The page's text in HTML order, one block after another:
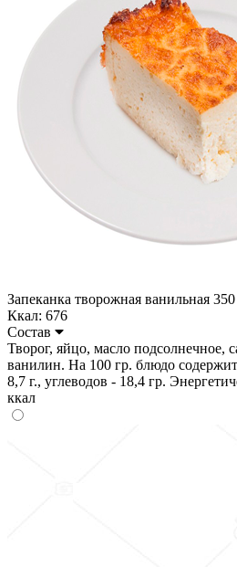
Запеканка творожная ванильная
Ккал: 676
Состав
Творог, яйцо, масло подсолнечное,
ванилин. На 100 гр. блюдо
8,7 г., углеводов - 18,4 гр.
ккал